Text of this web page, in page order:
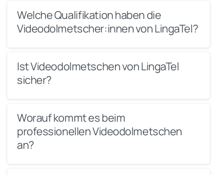
Welche Qualifikation haben die
Videodolmetscher:innen von LingaTel?
Ist Videodolmetschen von LingaTel
sicher?
Worauf kommt es beim
professionellen Videodolmetschen
an?